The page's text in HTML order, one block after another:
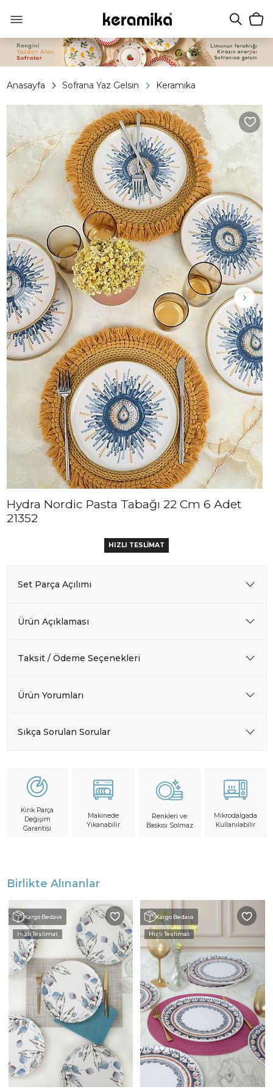
Anasayfa Sofrana Yaz Gelsin Keramika
Hydra Nordic Pasta Tabağı 22 Cm 6 Adet
21352
HIZLI TESLİMAT
Set Parça Açılımı
Ürün Açıklaması
Taksit / Ödeme Seçenekleri
Ürün Yorumları
Sıkça Sorulan Sorular
Kırık Parça
Değişim
Garantisi
Makinede
Yıkanabilir
Renkleri ve
Baskısı Solmaz
Mikrodalgada
Kullanılabilir
Birlikte Alınanlar
Kargo Bedava
Hızlı Teslimat
Kargo Bedava
Hızlı Teslimat